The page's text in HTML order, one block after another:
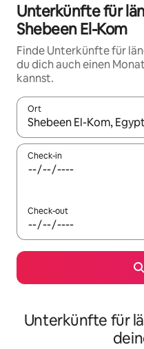
Unterkünfte für
Shebeen El-Kom
Finde Unterkünfte für
du dich auch einen
kannst.
Ort
Wenn Ergebnisse
Check-in
Check-out
Unterkünfte für